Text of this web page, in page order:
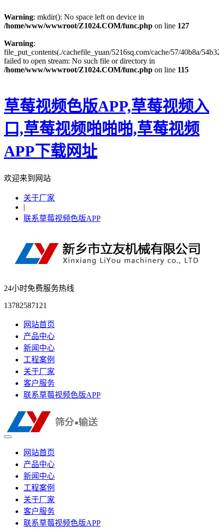
Warning: mkdir(): No space left on device in
/home/www/wwwroot/Z1024.COM/func.php on line 127
Warning:
file_put_contents(./cachefile_yuan/5216sq.com/cache/57/40b8a/
failed to open stream: No such file or directory in
/home/www/wwwroot/Z1024.COM/func.php on line 115
草莓视频色版APP,草莓视频入
口,草莓视频啪啪啪,草莓视频
APP下载网址
欢迎来到网站
关于厂家
|
联系草莓视频色版APP
24小时免费服务热线
13782587121
网站首页
产品中心
新闻中心
工程案例
关于厂家
客户服务
联系草莓视频色版APP
网站首页
产品中心
新闻中心
工程案例
关于厂家
客户服务
联系草莓视频色版APP